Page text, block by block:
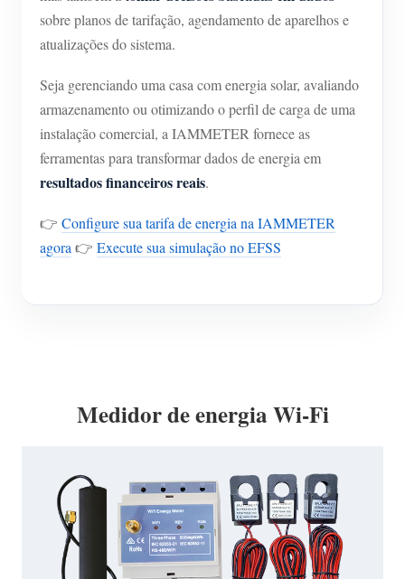
sobre planos de tarifação, agendamento de aparelhos e
atualizações do sistema.
Seja gerenciando uma casa com energia solar, avaliando
armazenamento ou otimizando o perfil de carga de uma
instalação comercial, a IAMMETER fornece as
ferramentas para transformar dados de energia em
resultados financeiros reais.
👉 Configure sua tarifa de energia na IAMMETER
agora 👉 Execute sua simulação no EFSS
Medidor de energia Wi-Fi